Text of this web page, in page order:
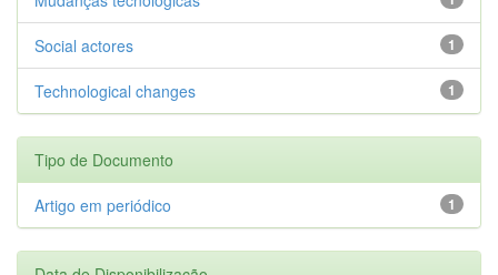
1
Social actores
1
Technological changes
Tipo de Documento
1
Artigo em periódico